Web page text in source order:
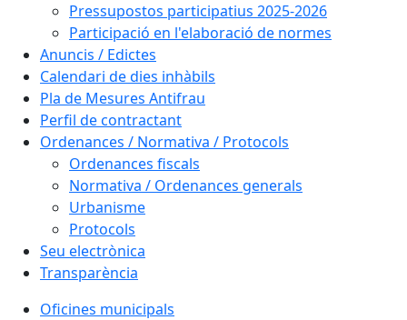
Pressupostos participatius 2025-2026
Participació en l'elaboració de normes
Anuncis / Edictes
Calendari de dies inhàbils
Pla de Mesures Antifrau
Perfil de contractant
Ordenances / Normativa / Protocols
Ordenances fiscals
Normativa / Ordenances generals
Urbanisme
Protocols
Seu electrònica
Transparència
Oficines municipals